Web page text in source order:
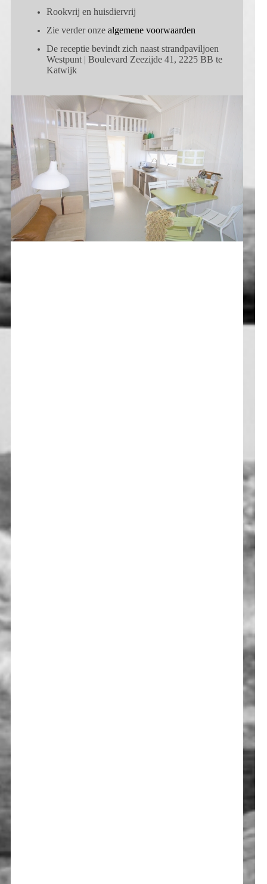
Rookvrij en huisdiervrij
Zie verder onze algemene voorwaarden
De receptie bevindt zich naast strandpaviljoen
Westpunt | Boulevard Zeezijde 41, 2225 BB te
Katwijk